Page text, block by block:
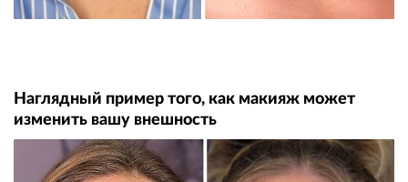
Наглядный пример того, как макияж может
изменить вашу внешность